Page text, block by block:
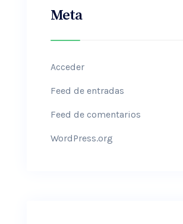
Meta
Acceder
Feed de entradas
Feed de comentarios
WordPress.org